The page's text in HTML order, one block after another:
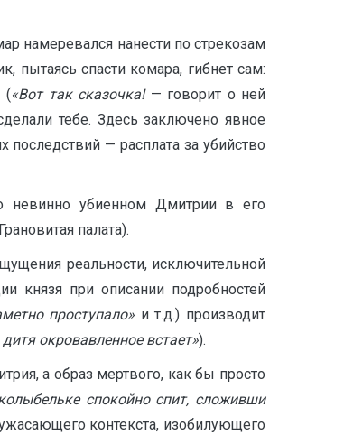
намеревался нанести по стрекозам
спасти комара, гибнет сам:
(«Вот так сказочка! — говорит о ней
тебе. Здесь заключено явное
— расплата за убийство
невинно убиенном Дмитрии в его
палата).
реальности, исключительной
князя при описании подробностей
проступало» и т.д.) производит
дитя окровавленное встает»).
а образ мертвого, как бы просто
спокойно спит, сложивши
контекста, изобилующего